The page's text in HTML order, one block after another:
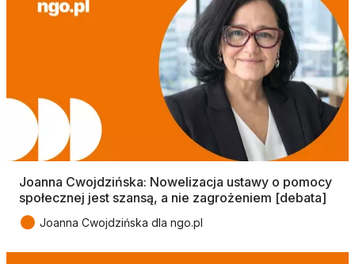
Joanna Cwojdzińska: Nowelizacja ustawy o pomocy
społecznej jest szansą, a nie zagrożeniem [debata]
● Joanna Cwojdzińska dla ngo.pl